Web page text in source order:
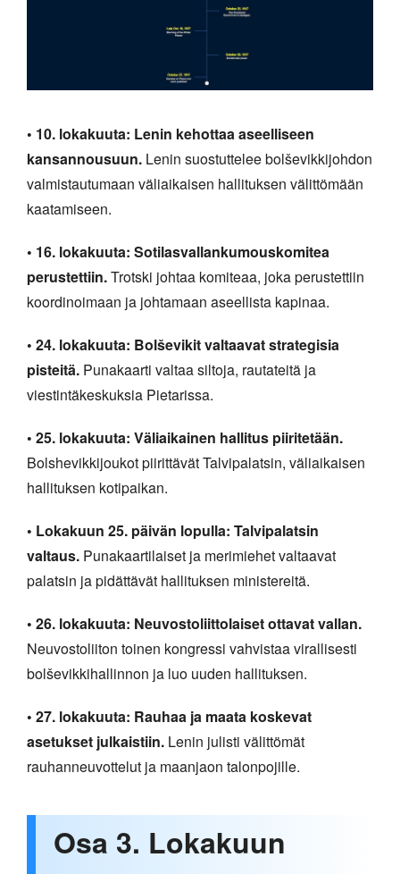
• 10. lokakuuta: Lenin kehottaa aseelliseen
kansannousuun. Lenin suostuttelee bolševikkijohdon
valmistautumaan väliaikaisen hallituksen välittömään
kaatamiseen.
• 16. lokakuuta: Sotilasvallankumouskomitea
perustettiin.Trotski johtaa komiteaa, joka perustettiin
koordinoimaan ja johtamaan aseellista kapinaa.
• 24. lokakuuta: Bolševikit valtaavat strategisia
pisteitä. Punakaarti valtaa siltoja, rautateitä ja
viestintäkeskuksia Pietarissa.
• 25. lokakuuta: Väliaikainen hallitus piiritetään.
Bolshevikkijoukot piirittävät Talvipalatsin, väliaikaisen
hallituksen kotipaikan.
• Lokakuun 25. päivän lopulla: Talvipalatsin
valtaus. Punakaartilaiset ja merimiehet valtaavat
palatsin ja pidättävät hallituksen ministereitä.
• 26. lokakuuta: Neuvostoliittolaiset ottavat vallan.
Neuvostoliiton toinen kongressi vahvistaa virallisesti
bolševikkihallinnon ja luo uuden hallituksen.
• 27. lokakuuta: Rauhaa ja maata koskevat
asetukset julkaistiin. Lenin julisti välittömät
rauhanneuvottelut ja maanjaon talonpojille.
Osa 3. Lokakuun